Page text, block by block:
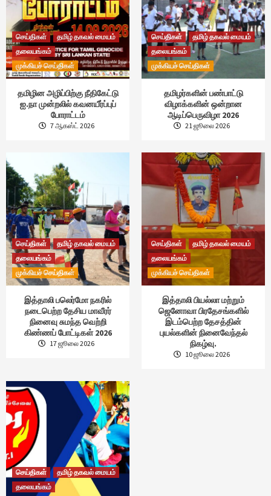
செய்திகள்
தமிழ் தகவல் மையம்
தலையங்கம்
முக்கியச் செய்திகள்
தமிழின அழிப்பிற்கு நீதிகேட்டு
ஐ.நா முன்றலில் கவனயீர்ப்புப்
போராட்டம்
7 ஆகஸ்ட் 2026
செய்திகள்
தமிழ் தகவல் மையம்
தலையங்கம்
முக்கியச் செய்திகள்
தமிழர்களின் பண்பாட்டு
விழாக்களின் ஒன்றான
ஆடிப்பெருவிழா 2026
21 ஜூலை 2026
செய்திகள்
தமிழ் தகவல் மையம்
தலையங்கம்
முக்கியச் செய்திகள்
இத்தாலி பலெர்மோ நகரில்
நடைபெற்ற தேசிய மாவீரர்
நினைவு சுமந்த வெற்றி
கிண்ணப் போட்டிகள் 2026
17 ஜூலை 2026
செய்திகள்
தமிழ் தகவல் மையம்
தலையங்கம்
முக்கியச் செய்திகள்
இத்தாலி பியல்லா மற்றும்
ஜெனோவா பிரதேசங்களில்
இடம்பெற்ற தேசத்தின்
புயல்களின் நினைவேந்தல்
நிகழ்வு.
10 ஜூலை 2026
செய்திகள்
தமிழ் தகவல் மையம்
தலையங்கம்